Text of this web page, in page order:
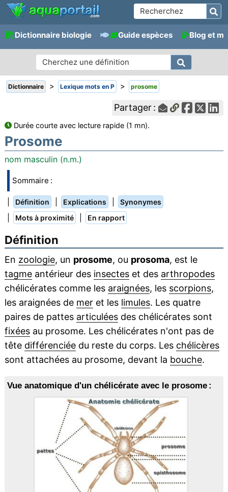
Dictionnaire biologie Guide espèces Blog et
Dictionnaire > Lexique mots en P > prosome
Partager :
Durée courte avec lecture rapide (1 mn).
Prosome
nom masculin (n.m.)
Sommaire :
Définition Explications Synonymes
Mots à proximité En rapport
Définition
En zoologie, un prosome, ou prosoma, est le
tagmeantérieur des insecteset des arthropodes
chélicérates comme les araignées, les scorpions,
les araignées de meret les limules. Les quatre
paires de pattes articuléesdes chélicérates sont
fixéesau prosome. Les chélicérates n'ont pas de
tête différenciéedu reste du corps. Les chélicères
sont attachées au prosome, devant la bouche.
Vue anatomique d'un chélicérate avec le prosome :